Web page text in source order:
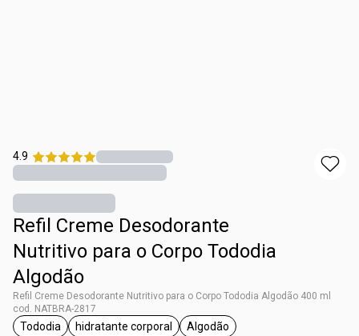
4.9
Refil Creme Desodorante
Nutritivo para o Corpo Tododia
Algodão
Refil Creme Desodorante Nutritivo para o Corpo Tododia Algodão 400 ml
cod. NATBRA-2817
etiqueta Tododia
Tododia
etiqueta hidratante corporal
hidratante corporal
etiqueta Algodão
Algodão